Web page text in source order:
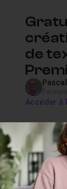
de
Accéder à